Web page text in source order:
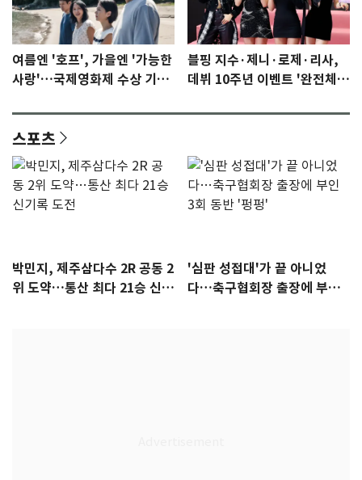
여름엔 '호프', 가을엔 '가능한
사랑'…국제영화제 수상 기대
블핑 지수·제니·로제·리사,
데뷔 10주년 이벤트 '완전체'
스포츠
박민지, 제주삼다수 2R 공동 2
위 도약…통산 최다 21승 신기
'심판 성접대'가 끝 아니었
다…축구협회장 출장에 부인